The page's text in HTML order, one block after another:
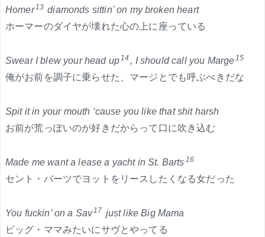
Homer13 diamonds sittin’ on my broken heart
ホーマーのダイヤが壊れた心の上に座っている
Swear I blew your head up14 , I should call you Marge15
俺がお前を調子に乗らせた、マージとでも呼ぶべきだな
Spit it in your mouth ‘cause you like that shit harsh
お前が荒っぽいのが好きだからって口に吹き込む
Made me want a lease a yacht in St. Barts 16
セント・バーツでヨットをリースしたくなる女だった
You fuckin’ on a Sav17 just like Big Mama
ビッグ・ママみたいにサヴとやってる